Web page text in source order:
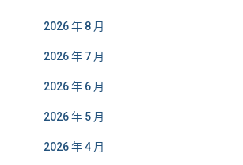
2026 年 8 月
2026 年 7 月
2026 年 6 月
2026 年 5 月
2026 年 4 月